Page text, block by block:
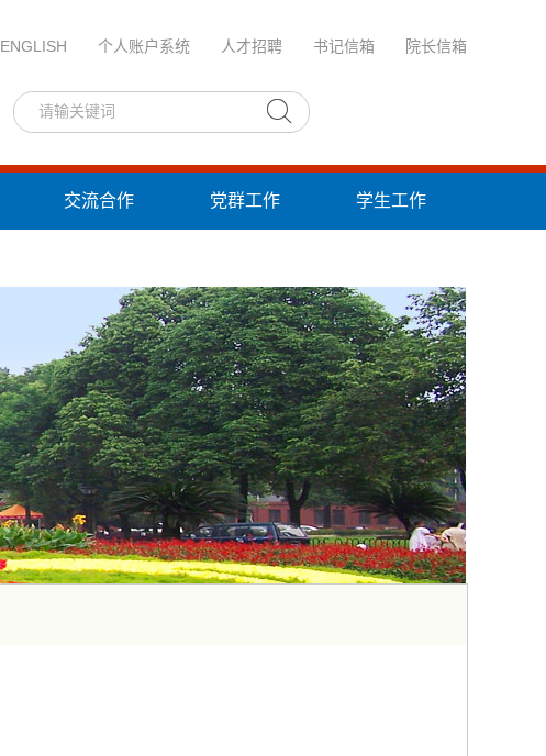
ENGLISH 个人账户系统 人才招聘 书记信箱 院长信箱
交流合作 党群工作 学生工作